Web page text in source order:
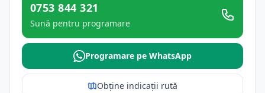
0753 844 321
Sună pentru programare
Programare pe WhatsApp
Obține indicații rută